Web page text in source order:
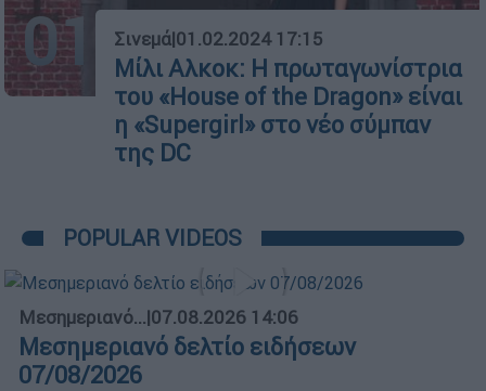
01 Σινεμά|01.02.2024 17:15
Μίλι Aλκοκ: Η πρωταγωνίστρια
του «House of the Dragon» είναι
η «Supergirl» στο νέο σύμπαν
της DC
POPULAR VIDEOS
Μεσημεριανό...|07.08.2026 14:06
Μεσημεριανό δελτίο ειδήσεων
07/08/2026